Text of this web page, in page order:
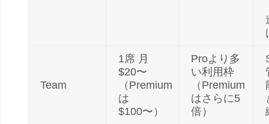
Team
1席 月
$20〜
（Premium
は
$100〜）
Proより多
い利用枠
（Premium
はさらに5
倍）